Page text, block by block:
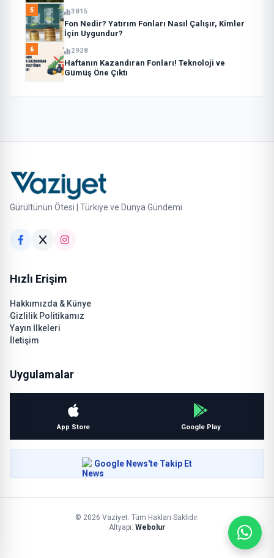
5 3815
Fon Nedir? Yatırım Fonları Nasıl Çalışır, Kimler
İçin Uygundur?
6 2928
Haftanın Kazandıran Fonları! Teknoloji ve
Gümüş Öne Çıktı
Gürültünün Ötesi | Türkiye ve Dünya Gündemi
Hızlı Erişim
Hakkımızda & Künye
Gizlilik Politikamız
Yayın İlkeleri
İletişim
Uygulamalar
App Store Google Play
Google News'te Takip Et
© 2026 Vaziyet. Tüm Hakları Saklıdır.
Altyapı: Webolur